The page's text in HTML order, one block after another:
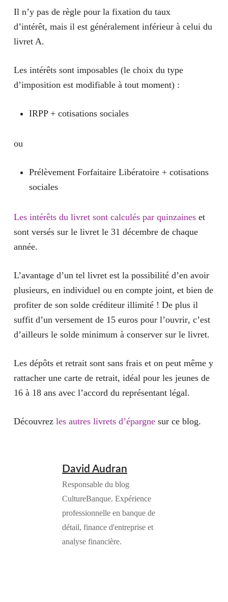
Il n’y pas de règle pour la fixation du taux
d’intérêt, mais il est généralement inférieur à celui du
livret A.
Les intérêts sont imposables (le choix du type
d’imposition est modifiable à tout moment) :
IRPP + cotisations sociales
ou
Prélèvement Forfaitaire Libératoire + cotisations
sociales
Les intérêts du livret sont calculés par quinzaineset
sont versés sur le livret le 31 décembre de chaque
année.
L’avantage d’un tel livret est la possibilité d’en avoir
plusieurs, en individuel ou en compte joint, et bien de
profiter de son solde créditeur illimité ! De plus il
suffit d’un versement de 15 euros pour l’ouvrir, c’est
d’ailleurs le solde minimum à conserver sur le livret.
Les dépôts et retrait sont sans frais et on peut même y
rattacher une carte de retrait, idéal pour les jeunes de
16 à 18 ans avec l’accord du représentant légal.
Découvrez les autres livrets d’épargnesur ce blog.
David Audran
Responsable du blog
CultureBanque. Expérience
professionnelle en banque de
détail, finance d'entreprise et
analyse financière.